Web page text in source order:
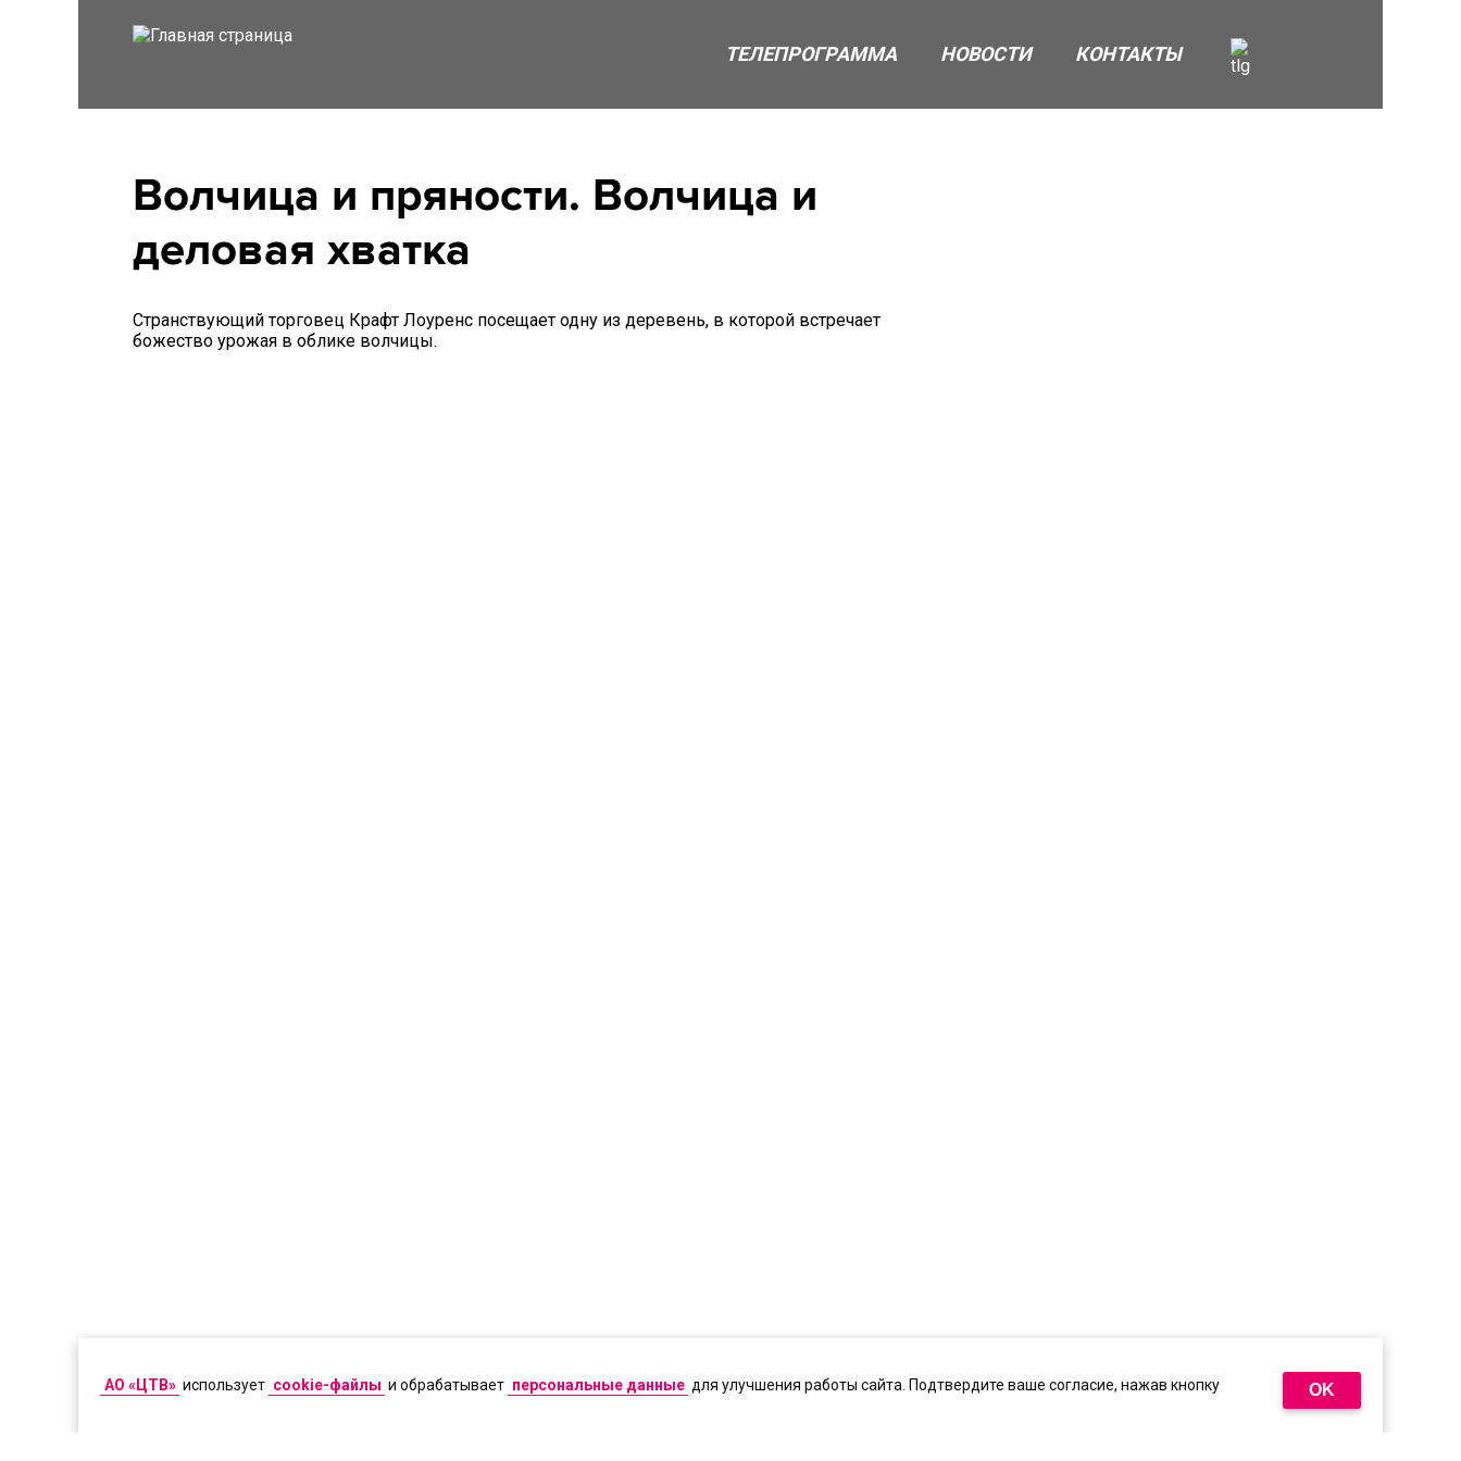
ТЕЛЕПРОГРАММА НОВОСТИ КОНТАКТЫ
Волчица и пряности. Волчица и
деловая хватка
Странствующий торговец Крафт Лоуренс посещает одну из деревень, в которой встречает
божество урожая в облике волчицы.
АО «ЦТВ» использует cookie-файлы и обрабатывает персональные данные для улучшения работы сайта. Подтвердите ваше согласие, нажав кнопку OK